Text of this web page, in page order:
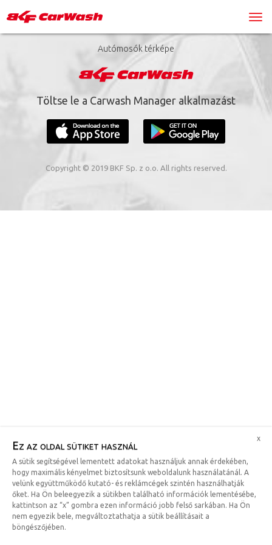
Autómosók térképe
Töltse le a Carwash Manager alkalmazást
Copyright © 2019 BKF Sp. z o.o. All rights reserved.
Ez az oldal sütiket használ
A sütik segítségével lementett adatokat használjuk annak érdekében,
hogy maximális kényelmet biztosítsunk weboldalunk használatánál. A
velünk együttműködő kutató- és reklámcégek szintén használhatják
őket. Ha Ön beleegyezik a sütikben található információk lementésébe,
kattintson az “x” gombra ezen információ jobb felső sarkában. Ha Ön
nem egyezik bele, megváltoztathatja a sütik beállításait a
böngészőjében.
x